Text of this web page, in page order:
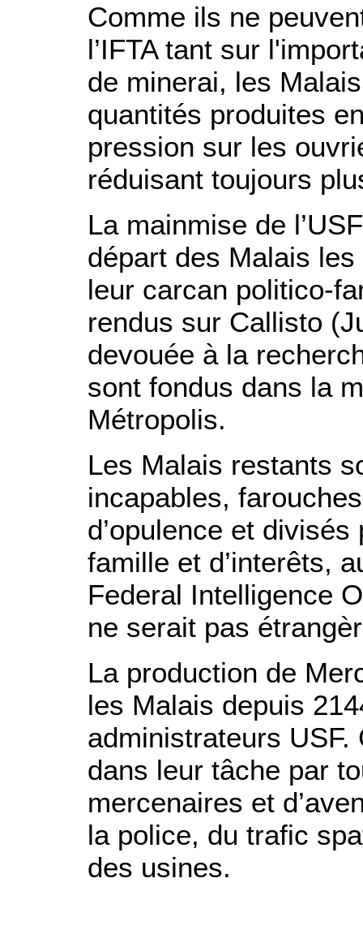
Comme ils ne
l’IFTA tant sur
de minerai, les
quantités produites
pression sur les
réduisant toujours
La mainmise de
départ des Malais
leur carcan politico-
rendus sur Callisto
devouée à la
sont fondus dans la
Métropolis.
Les Malais restants
incapables,
d’opulence et
famille et d’interêts,
Federal Intelligence
ne serait pas
La production de
les Malais depuis
administrateurs
dans leur tâche par
mercenaires et
la police, du trafic
des usines.